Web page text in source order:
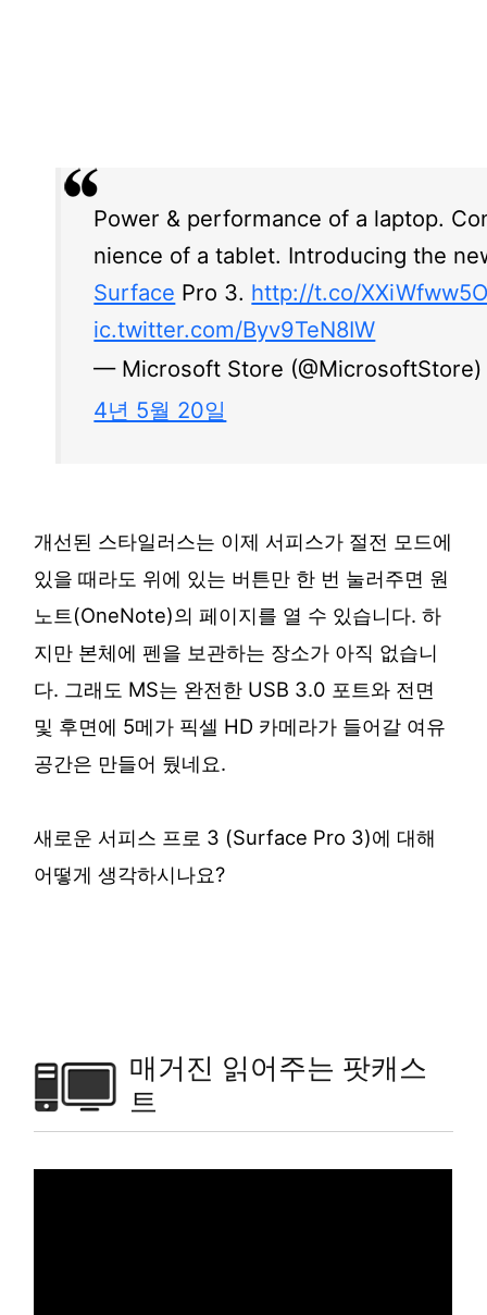
Power & performance of a laptop.
nience of a tablet. Introducing the
Surface Pro 3. http://t.co/
ic.twitter.com/Byv9TeN8IW
— Microsoft Store
4년 5월 20일
개선된 스타일러스는 이제 서피스가 절전 모드에
있을 때라도 위에 있는 버튼만 한 번 눌러주면 원
노트(OneNote)의 페이지를 열 수 있습니다. 하
지만 본체에 펜을 보관하는 장소가 아직 없습니
다. 그래도 MS는 완전한 USB 3.0 포트와 전면
및 후면에 5메가 픽셀 HD 카메라가 들어갈 여유
공간은 만들어 뒀네요.
새로운 서피스 프로 3 (Surface Pro 3)에 대해
어떻게 생각하시나요?
매거진 읽어주는 팟캐스
트